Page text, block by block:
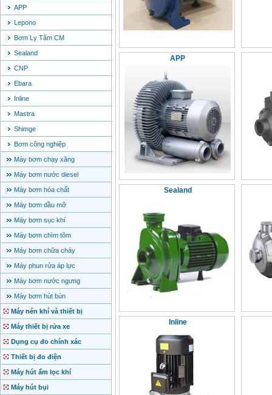
APP
Lepono
Bơm Ly Tâm CM
Sealand
CNP
Ebara
Inline
Mastra
Shimge
Bơm công nghiệp
Máy bơm chạy xăng
Máy bơm nước diesel
Máy bơm hóa chất
Máy bơm dầu mỡ
Máy bơm sục khí
Máy bơm chìm tõm
Máy bơm chữa cháy
Máy phun rửa áp lực
Máy bơm nước ngưng
Máy bơm hút bùn
Máy nén khí và thiết bị
Máy thiết bị rửa xe
Dụng cụ đo chính xác
Thiết bị đo điện
Máy hút ẩm lọc khí
Máy hút bụi
APP
Sealand
Inline